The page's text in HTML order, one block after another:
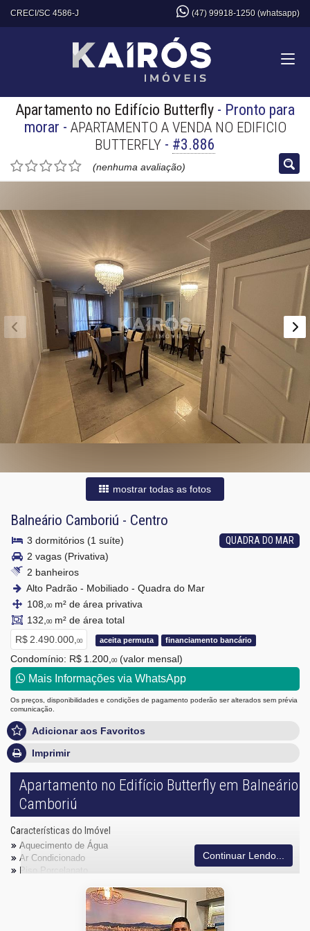
CRECI/SC 4586-J (47) 99918-1250 (whatsapp)
Apartamento no Edifício Butterfly - Pronto para
morar - APARTAMENTO A VENDA NO EDIFICIO
BUTTERFLY - #3.886
(nenhuma avaliação)
mostrar todas as fotos
Balneário Camboriú - Centro
QUADRA DO MAR
3 dormitórios (1 suíte)
2 vagas (Privativa)
2 banheiros
Alto Padrão - Mobiliado - Quadra do Mar
108, 00m² de área privativa
132, 00m² de área total
R$ 2.490.000, 00 aceita permuta financiamento bancário
Condomínio: R$ 1.200, 00 (valor mensal)
Mais Informações via WhatsApp
Os preços, disponibilidades e condições de pagamento poderão ser alterados sem prévia
comunicação.
Adicionar aos Favoritos
Imprimir
Apartamento no Edifício Butterfly em Balneário
Camboriú
Características do Imóvel
Aquecimento de Água
Ar Condicionado
Piso Porcelanato
Acabamento em Gesso
Móveis Planejados
Continuar Lendo...